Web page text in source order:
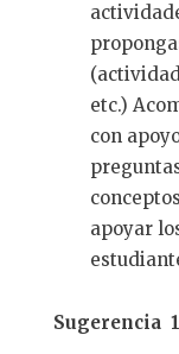
etc.)
con
apoyar
Sugerencia